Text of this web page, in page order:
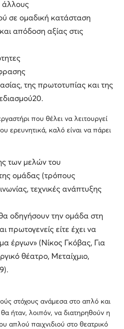
άλλους
σε ομαδική κατάσταση
απόδοση αξίας στις
της πρωτοτυπίας και της
που θέλει να λειτουργεί
ερευνητικά, καλό είναι να πάρει
των μελών του
ομάδας (τρόπους
τεχνικές ανάπτυξης
θα οδηγήσουν την ομάδα στη
πρωτογενείς είτε έχει να
έργων» (Νίκος Γκόβας, Για
θέατρο, Μεταίχμιο,
στόχους ανάμεσα στο απλό και
ήταν, λοιπόν, να διατηρηθούν η
απλού παιχνιδιού στο θεατρικό